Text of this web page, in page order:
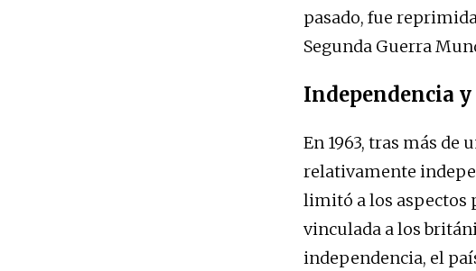
pasado, fue
Segunda Guerra
Independencia
En 1963, tras más de
relativamente
limitó a los aspectos
vinculada a los
independencia, el